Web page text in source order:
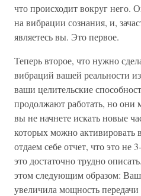
что происходит вокруг него.
на вибрации сознания, и,
являетесь вы. Это первое.
Теперь второе, что нужно
вибраций вашей реальности
ваши целительские
продолжают работать, но они
вы не начнете искать новые
которых можно
отдаем себе отчет, что это не
это достаточно трудно
этом следующим образом:
увеличила мощность